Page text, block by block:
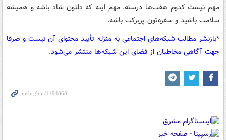
مهم نیست کدوم هفت‌ها درسته. مهم اینه که دلتون شاد باشه و همیشه
سلامت باشید و سفره‌تون پربرکت باشه.
*بازنشر مطالب شبکه‌های اجتماعی به منزله تأیید محتوای آن نیست و صرفا
جهت آگاهی مخاطبان از فضای این شبکه‌ها منتشر می‌شود.